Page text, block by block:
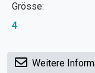
Grösse:
4
Weitere